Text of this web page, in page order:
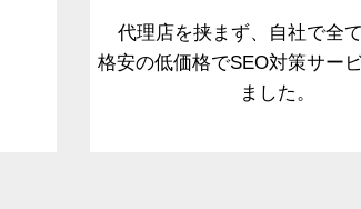
代理店を挟まず、自社で全
格安の低価格でSEO対策サー
ました。